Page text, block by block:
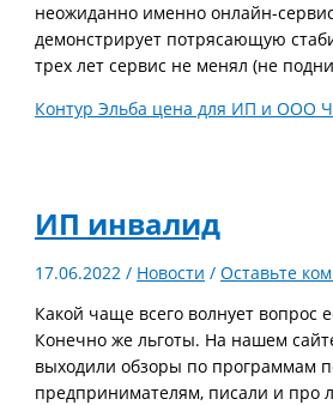
неожиданно именно онлайн-
демонстрирует потрясающую
трех лет сервис не менял (не
Контур Эльба цена для ИП и ООО
ИП инвалид
17.06.2022/ Новости /Оставьте
Какой чаще всего волнует вопрос
Конечно же льготы. На нашем
выходили обзоры по программам
предпринимателям, писали и про